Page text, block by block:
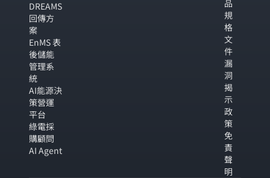
DREAMS
回傳方
案
EnMS 表
後儲能
管理系
統
AI能源決
策營運
平台
綠電採
購顧問
AI Agent
品
規
格
文
件
漏
洞
揭
示
政
策
免
責
聲
明